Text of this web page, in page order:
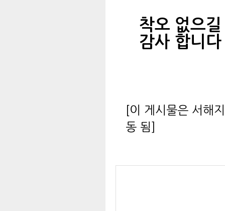
착오 없으길
감사 합니다
[이 게시물은 서해
동 됨]